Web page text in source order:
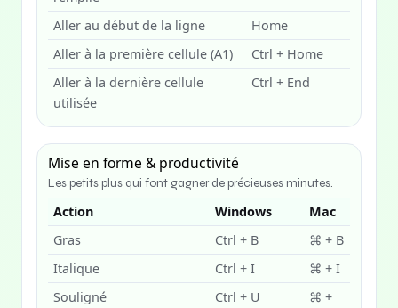
Aller au début de la ligne
Home
Aller à la première cellule (A1)
Ctrl + Home
Aller à la dernière cellule
utilisée
Ctrl + End
Mise en forme & productivité
Les petits plus qui font gagner de précieuses minutes.
Action Windows
Mac
Gras
Ctrl + B
⌘ + B
Italique
Ctrl + I
⌘ + I
Souligné
Ctrl + U
⌘ +